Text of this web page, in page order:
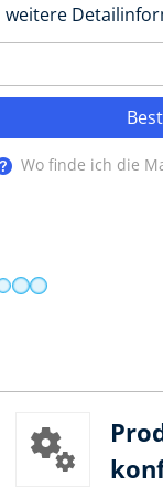
weitere
Wo finde ich die